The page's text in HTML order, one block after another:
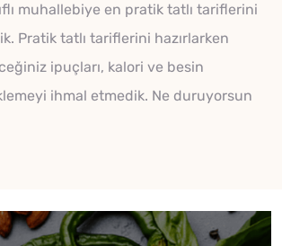
muhallebiye en pratik tatlı tariflerini
Pratik tatlı tariflerini hazırlarken
ipuçları, kalori ve besin
ihmal etmedik. Ne duruyorsun